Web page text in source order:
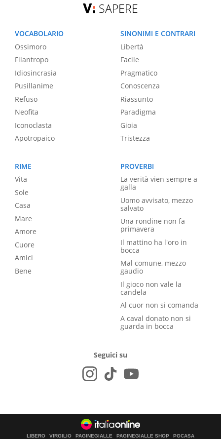
SAPERE
VOCABOLARIO
Ossimoro
Filantropo
Idiosincrasia
Pusillanime
Refuso
Neofita
Iconoclasta
Apotropaico
SINONIMI E CONTRARI
Libertà
Facile
Pragmatico
Conoscenza
Riassunto
Paradigma
Gioia
Tristezza
RIME
Vita
Sole
Casa
Mare
Amore
Cuore
Amici
Bene
PROVERBI
La verità vien sempre a
galla
Uomo avvisato, mezzo
salvato
Una rondine non fa
primavera
Il mattino ha l'oro in
bocca
Mal comune, mezzo
gaudio
Il gioco non vale la
candela
Al cuor non si comanda
A caval donato non si
guarda in bocca
Seguici su
LIBERO VIRGILIO PAGINEGIALLE PAGINEGIALLE SHOP PGCASA